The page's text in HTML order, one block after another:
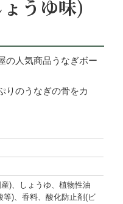
うゆ味)
の人気商品うなぎボー
りのうなぎの骨をカ
)、しょうゆ、植物性油
等)、香料、酸化防止剤(ビ